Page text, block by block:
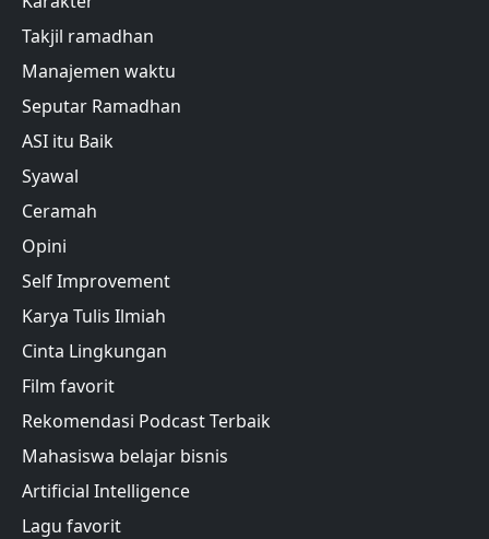
Takjil ramadhan
Manajemen waktu
Seputar Ramadhan
ASI itu Baik
Syawal
Ceramah
Opini
Self Improvement
Karya Tulis Ilmiah
Cinta Lingkungan
Film favorit
Rekomendasi Podcast Terbaik
Mahasiswa belajar bisnis
Artificial Intelligence
Lagu favorit